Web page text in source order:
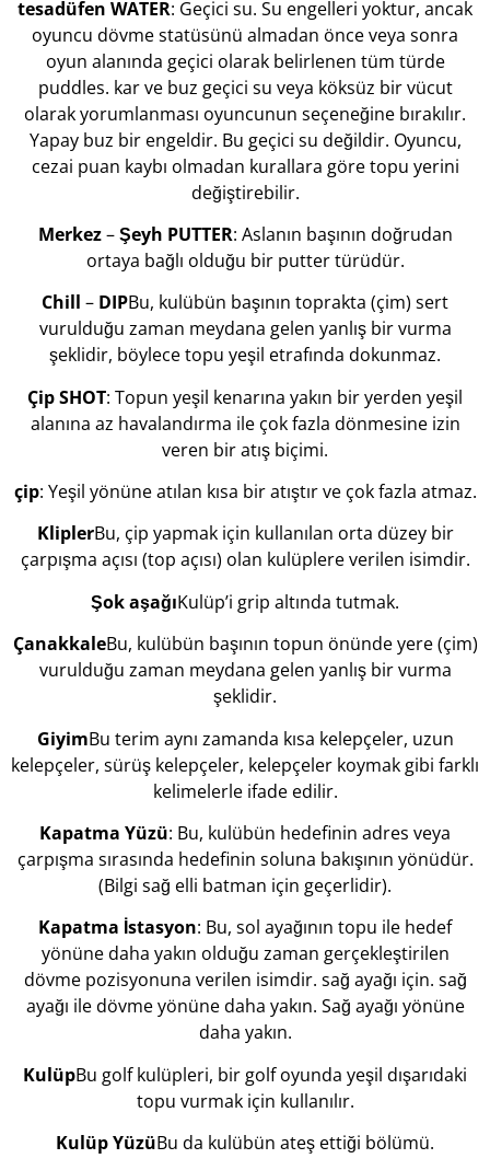
tesadüfen WATER: Geçici su. Su engelleri yoktur, ancak
oyuncu dövme statüsünü almadan önce veya sonra
oyun alanında geçici olarak belirlenen tüm türde
puddles. kar ve buz geçici su veya köksüz bir vücut
olarak yorumlanması oyuncunun seçeneğine bırakılır.
Yapay buz bir engeldir. Bu geçici su değildir. Oyuncu,
cezai puan kaybı olmadan kurallara göre topu yerini
değiştirebilir.
Merkez–Şeyh PUTTER: Aslanın başının doğrudan
ortaya bağlı olduğu bir putter türüdür.
Chill – DIPBu, kulübün başının toprakta (çim) sert
vurulduğu zaman meydana gelen yanlış bir vurma
şeklidir, böylece topu yeşil etrafında dokunmaz.
ÇipSHOT: Topun yeşil kenarına yakın bir yerden yeşil
alanına az havalandırma ile çok fazla dönmesine izin
veren bir atış biçimi.
çip: Yeşil yönüne atılan kısa bir atıştır ve çok fazla atmaz.
KliplerBu, çip yapmak için kullanılan orta düzey bir
çarpışma açısı (top açısı) olan kulüplere verilen isimdir.
ŞokaşağıKulüp’i grip altında tutmak.
ÇanakkaleBu, kulübün başının topun önünde yere (çim)
vurulduğu zaman meydana gelen yanlış bir vurma
şeklidir.
GiyimBu terim aynı zamanda kısa kelepçeler, uzun
kelepçeler, sürüş kelepçeler, kelepçeler koymak gibi farklı
kelimelerle ifade edilir.
Kapatma Yüzü: Bu, kulübün hedefinin adres veya
çarpışma sırasında hedefinin soluna bakışının yönüdür.
(Bilgi sağ elli batman için geçerlidir).
Kapatma İstasyon: Bu, sol ayağının topu ile hedef
yönüne daha yakın olduğu zaman gerçekleştirilen
dövme pozisyonuna verilen isimdir. sağ ayağı için. sağ
ayağı ile dövme yönüne daha yakın. Sağ ayağı yönüne
daha yakın.
KulüpBu golf kulüpleri, bir golf oyunda yeşil dışarıdaki
topu vurmak için kullanılır.
KulüpYüzüBu da kulübün ateş ettiği bölümü.